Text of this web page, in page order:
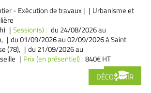
- Exécution de travaux|
Urbanisme et
Session(s) : du 24/08/2026au
du 01/09/2026au 02/09/2026 à Saint
(78),
du 21/09/2026au
Prix (en présentiel) : 840€ HT
DÉCOUVRIR